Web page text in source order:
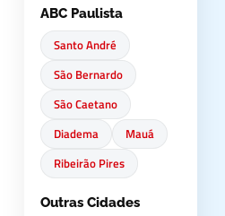
ABC Paulista
Santo André
São Bernardo
São Caetano
Diadema
Mauá
Ribeirão Pires
Outras Cidades